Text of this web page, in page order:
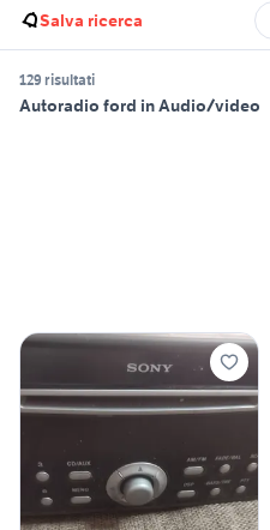
Salva ricerca
129 risultati
Autoradio ford in Audio/video